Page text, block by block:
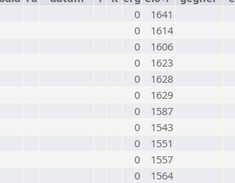
0
1641
0
1614
0
1606
0
1623
0
1628
0
1629
0
1587
0
1543
0
1551
0
1557
0
1564